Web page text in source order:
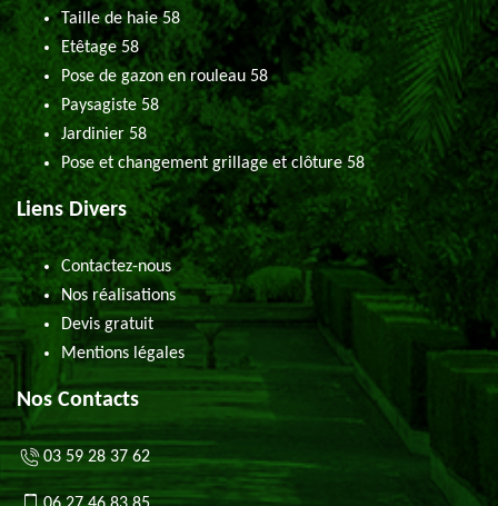
Taille de haie 58
Etêtage 58
Pose de gazon en rouleau 58
Paysagiste 58
Jardinier 58
Pose et changement grillage et clôture 58
Liens Divers
Contactez-nous
Nos réalisations
Devis gratuit
Mentions légales
Nos Contacts
03 59 28 37 62